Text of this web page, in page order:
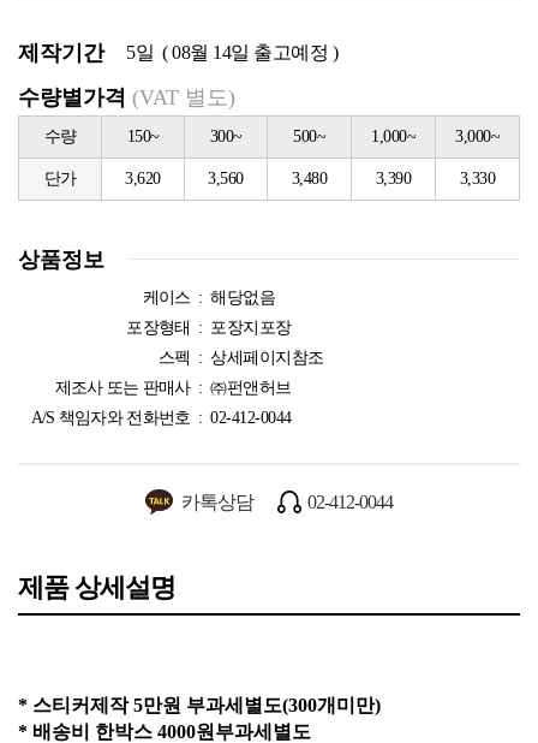
제작기간 5일 ( 08월 14일 출고예정 )
수량별가격 (VAT 별도)
수량 150~ 300~ 500~ 1,000~ 3,000~
단가 3,620 3,560 3,480 3,390 3,330
상품정보
케이스 : 해당없음
포장형태 : 포장지포장
스펙 : 상세페이지참조
제조사 또는 판매사 : ㈜펀앤허브
A/S 책임자와 전화번호 : 02-412-0044
카톡상담 02-412-0044
제품 상세설명
* 스티커제작 5만원 부과세별도(300개미만)
* 배송비 한박스 4000원부과세별도